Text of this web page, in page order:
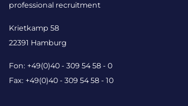
professional recruitment
Krietkamp 58
22391 Hamburg
Fon: +49(0)40 - 309 54 58 - 0
Fax: +49(0)40 - 309 54 58 - 10